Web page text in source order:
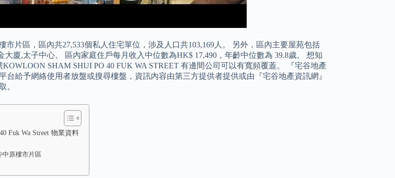
市片區，區內共27,533個私人住宅單位，涉及人口共103,169人。 另外，區內主要屋苑包括
大廈,太子中心。 區內家庭住戶每月收入中位數為HK$ 17,490，年齡中位數為 39.8歲。 想知
SHAM SHUI PO 40 FUK WA STREET 有邊間公司可以有寬頻覆蓋。 『宅谷地產
台給予網絡使用者放盤或搜尋樓盤，資訊內容由第三方提供者提供或由『宅谷地產資訊網』
。
Fuk Wa Street 物業資料
中原樓市片區